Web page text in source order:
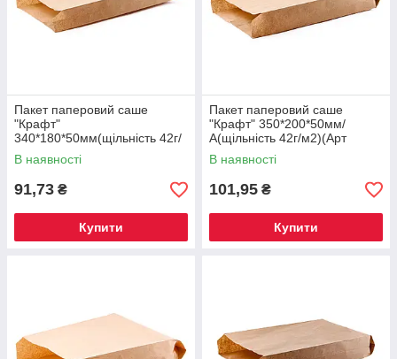
Пакет паперовий саше
"Крафт"
340*180*50мм(щільність 42г/
м2)(Арт СШ005)(100шт/уп)
(1500шт/ящ)
В наявності
91,73 ₴
Купити
Пакет паперовий саше
"Крафт" 350*200*50мм/
А(щільність 42г/м2)(Арт
СШ006)(100шт/уп)(2000шт/
ящ)
В наявності
101,95 ₴
Купити